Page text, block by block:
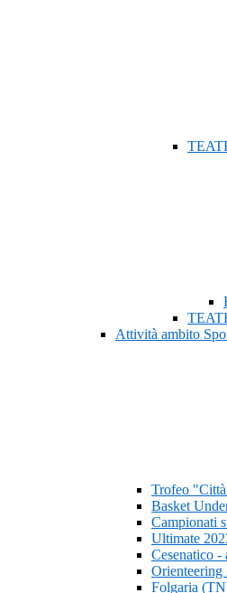
Attività ambito
Trofeo
Basket
Campionati
Ultimate
Cesenatico -
Orienteering
Folgaria